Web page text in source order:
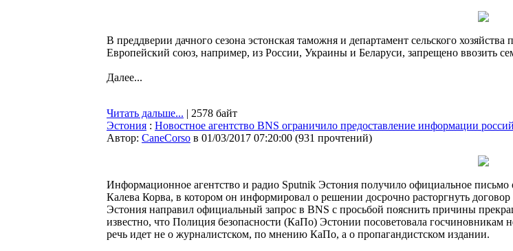
В преддверии дачного сезона эстонская таможня и департамент сельского
Европейский союз, например, из России, Украины и Беларуси, запрещено ввозить
Далее...
Читать дальше... | 2578 байт
Эстония : Новостное агентство BNS ограничило предоставление информации
Автор: CaneCorso в 01/03/2017 07:20:00 (931 прочтений)
Информационное агентство и радио Sputnik Эстония получило официальное письмо
Калева Корва, в котором он информировал о решении досрочно расторгнуть
Эстония направил официальный запрос в BNS с просьбой пояснить причины
известно, что Полиция безопасности (КаПо) Эстонии посоветовала
речь идет не о журналистском, по мнению КаПо, а о пропагандистском издании.